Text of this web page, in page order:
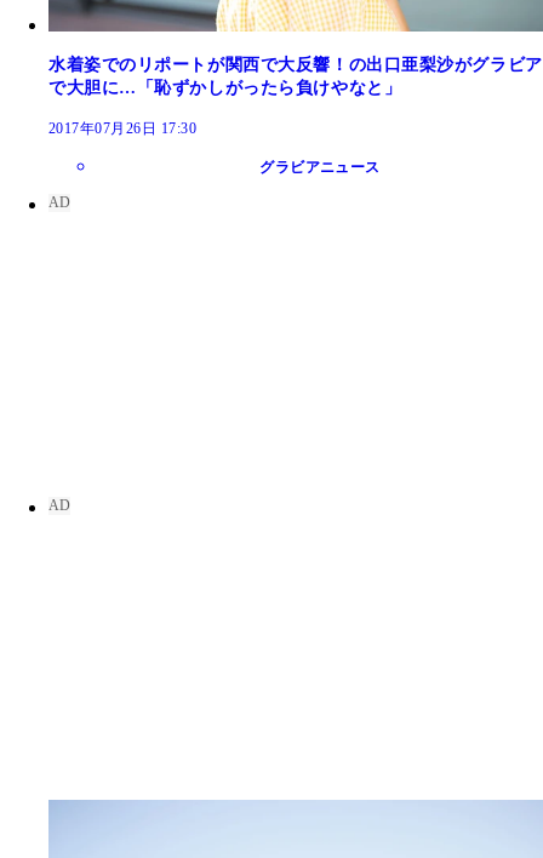
水着姿でのリポートが関西で大反響！の出口亜梨沙がグラビア
で大胆に…「恥ずかしがったら負けやなと」
2017年07月26日 17:30
グラビアニュース